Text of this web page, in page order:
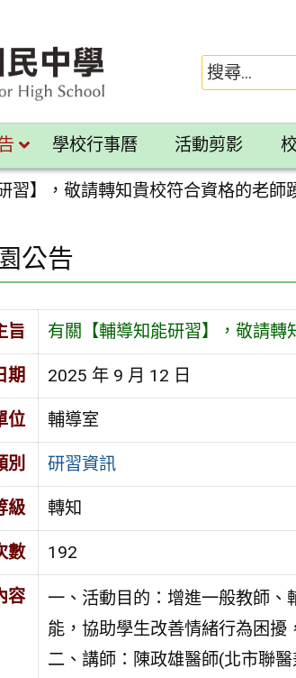
學校行事曆 活動剪影
習】，敬請轉知貴校符合資格的老師
公告
旨 有關【輔導知能研習】，敬請轉
期 2025 年 9 月 12 日
位 輔導室
別 研習資訊
級 轉知
數 192
容
一、活動目的：增進一般教師、
能，協助學生改善情緒行為困擾
二、講師：陳政雄醫師(北市聯